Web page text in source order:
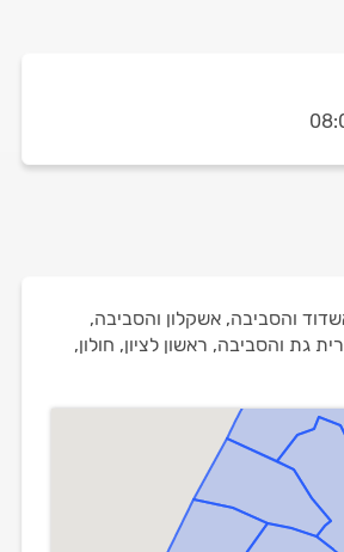
והסביבה, אשקלון והסביבה,
גת והסביבה, ראשון לציון, חולון,